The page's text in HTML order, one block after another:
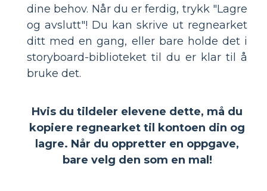
dine behov. Når du er ferdig, trykk "Lagre
og avslutt"! Du kan skrive ut regnearket
ditt med en gang, eller bare holde det i
storyboard-biblioteket til du er klar til å
bruke det.
Hvis du tildeler elevene dette, må du
kopiere regnearket til kontoen din og
lagre. Når du oppretter en oppgave,
bare velg den som en mal!